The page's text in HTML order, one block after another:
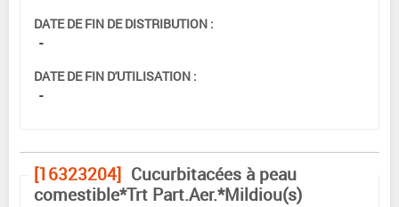
DATE DE FIN DE DISTRIBUTION :
-
DATE DE FIN D'UTILISATION :
-
[16323204] Cucurbitacées à peau
comestible*Trt Part.Aer.*Mildiou(s)